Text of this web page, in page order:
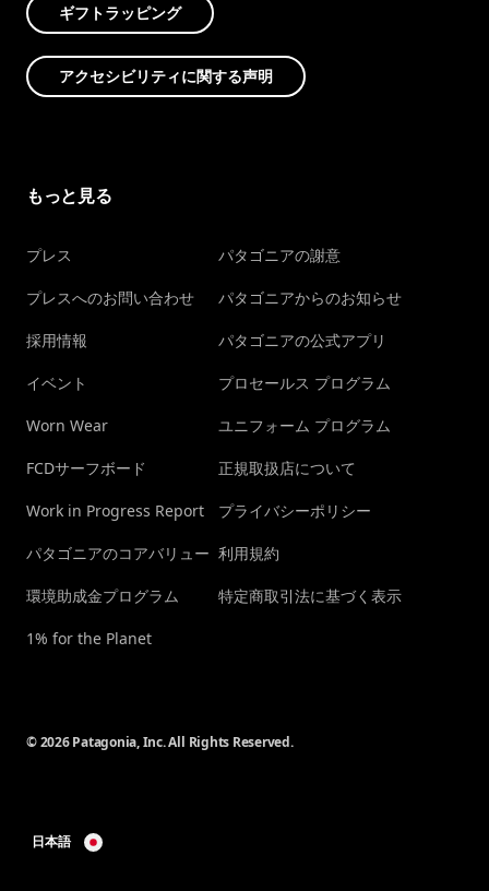
ギフトラッピング
アクセシビリティに関する声明
もっと見る
プレス
プレスへのお問い合わせ
採用情報
イベント
Worn Wear
FCDサーフボード
Work in Progress Report
パタゴニアのコアバリュー
環境助成金プログラム
1% for the Planet
パタゴニアの謝意
パタゴニアからのお知らせ
パタゴニアの公式アプリ
プロセールス プログラム
ユニフォーム プログラム
正規取扱店について
プライバシーポリシー
利用規約
特定商取引法に基づく表示
© 2026 Patagonia, Inc. All Rights Reserved.
日本語